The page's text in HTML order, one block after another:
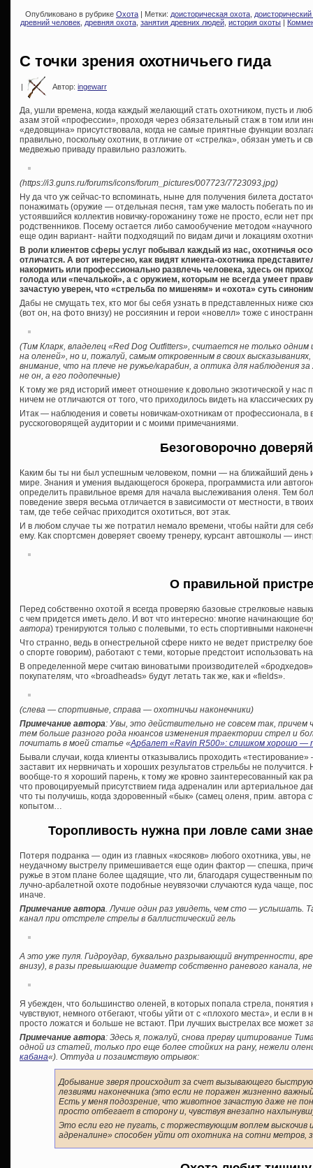
Опубликовано в рубрике Охота | Метки: доисторическая охота
древний человек древняя охота занятия древних людей история охоты
С точки зрения охотничьего гида
| Автор: ingewarr
Да, ушли времена, когда каждый желающий стать охотником, пусть и
азам этой «профессии», проходя через обязательный стаж в том или
«дедовщина» присутствовала, когда не самые приятные функции
правильно, поскольку охотник, в отличие от «стрелка», обязан уметь и
медвежью приваду правильно разложить.
(https://i3.guns.ru/forums/icons/forum_pictures/007723/7723093.jpg)
Ну да что уж сейчас-то вспоминать, ныне для получения билета
понажимать (оружие — отдельная песня, там уже малость побегать по
устоявшийся коллектив новичку-горожанину тоже не просто, если нет
родственников. Посему остается либо самообучение методом «научного
еще один вариант- найти подходящий по видам дичи и локациям
В роли клиентов сферы услуг побывал каждый из нас, охотничья
отличатся. А вот интересно, как видят клиента-охотника
накормить или профессионально развлечь человека, здесь он
голода или «печалькой», а с оружием, которым не всегда умеет
зачастую уверен, что «стрельба по мишеням» и «охота» суть
Дабы не смущать тех, кто мог бы себя узнать в представленных ниже
(вот он, на фото внизу) не россиянин и герои «новелл» тоже с
(Тим Кларк, владелец «Red Dog Outfitters», считается не только
на оленей», но и, пожалуй, самым откровенным в своих
внимание, что на плече не ружье/карабин, а оптика для наблюдения
не он, а его подопечные)
К тому же ряд историй имеет отношение к довольно экзотической у нас
ничем не отличаются от того, что приходилось видеть на классических
Итак — наблюдения и советы новичкам-охотникам от профессионала, в
русскоговорящей аудитории и с моими примечаниями.
Безоговорочно
Каким бы ты ни был успешным человеком, помни — на ближайший день
мире. Знания и умения выдающегося брокера, программиста или
определить правильное время для начала выслеживания оленя. Тем
поведение зверя весьма отличается в зависимости от местности, в
там, где тебе сейчас приходится охотиться, вот этак.
И в любом случае ты же потратил немало времени, чтобы найти для
ему. Как спортсмен доверяет своему тренеру, курсант автошколы —
О правильной
Перед собственно охотой я всегда проверяю базовые стрелковые
с чем придется иметь дело. И вот что интересно: многие начинающие
автора) тренируются только с полевыми, то есть спортивными
Что странно, ведь в огнестрельной сфере никто не ведет пристрелку
о спорте говорим), работают с теми, которые предстоит использовать
В определенной мере считаю виноватыми производителей
покупателям, что «broadheads» будут летать так же, как и «fields».
(слева — спортивные, справа — охотничьи наконечники)
Примечание автора: Увы, это действительно не совсем так,
тем больше разного рода нюансов изменения траектории стрел и
почитать в моей статье «Арбалет «Ravin R500»: слишком хорошо —
Бывали случаи, когда клиенты отказывались проходить
заставит их нервничать и хороших результатов стрельбы не
вообще-то я хороший парень, к тому же кровно заинтересованный как
что провоцируемый присутствием гида адреналин или артериальное
что ты получишь, когда здоровенный «бык» (самец оленя, прим. автора
копытом…
Торопливость нужна при ловле сами
Потеря подранка — один из главных «косяков» любого охотника, увы,
неудачному выстрелу примешивается еще один фактор — спешка,
ружье в этом плане более щадящие, что ли, благодаря существенным
лучно-арбалетной охоте подобные неувязочки случаются куда чаще,
иначе.
Примечание автора. Лучше один раз увидеть, чем сто — услышать.
канал при отстреле стрелы в баллистический гель
А это уже пуля. Гидроудар, буквально разрывающий внутренности,
внизу), в разы превышающие диаметр собственно раневого канала,
Я убежден, что большинство оленей, в которых попала стрела, понятия
чувствуют, немного отбегают, чтобы уйти от с «плохого места», и если в
просто ложатся и больше не встают. При лучших выстрелах все может
Примечание автора: Здесь я, пожалуй, снова прерву цитирование
одной из статей, только про еще более стойких на рану, нежели
кабана«). Оттуда и позаимствую отрывок:
Добывание зверя происходит за счет вызывающего
лезвиями наконечника (это если не поражен жизненно
Есть у меня подозрение, что животное зачастую даже не
просто отбегает в сторону и, чувствуя внезапно
Это если его не пугать, с торжествующим воплем выскочив
адреналине» способен уйти от охотника на сотни метров,